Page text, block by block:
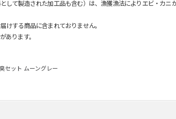
て製造された加工品も含む）は、漁獲漁法によりエビ・カ
する商品に含まれておりません。
ります。
セット ムーングレー